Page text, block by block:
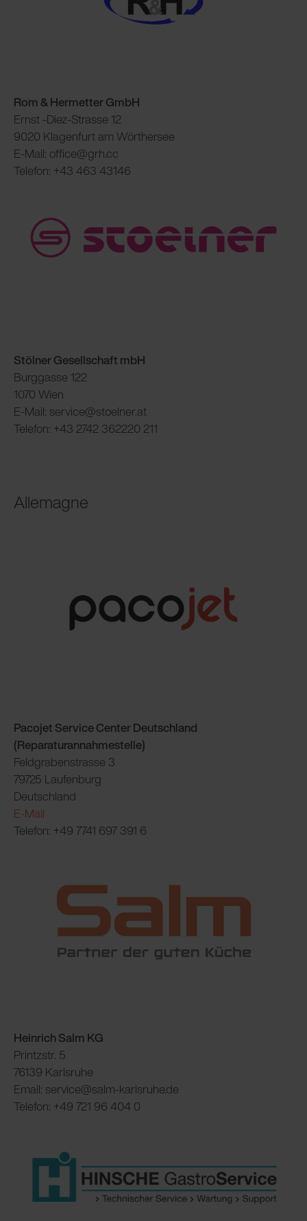
Rom & Hermetter GmbH
Ernst -Diez-Strasse 12
9020 Klagenfurt am Wörthersee
E-Mail: office@grh.cc
Telefon: +43 463 43146
Stölner Gesellschaft mbH
Burggasse 122
1070 Wien
E-Mail: service@stoelner.at
Telefon: +43 2742 362220 211
Allemagne
Pacojet Service Center Deutschland
(Reparaturannahmestelle)
Feldgrabenstrasse 3
79725 Laufenburg
Deutschland
E-Mail
Telefon: +49 7741 697 391 6
Heinrich Salm KG
Printzstr. 5
76139 Karlsruhe
Email: service@salm-karlsruhe.de
Telefon: +49 721 96 404 0